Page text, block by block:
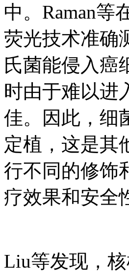
中。Raman等
荧光技术准确
氏菌能侵入癌
时由于难以进
佳。因此，细
定植，这是其
行不同的修饰
疗效果和安全
Liu等发现，核